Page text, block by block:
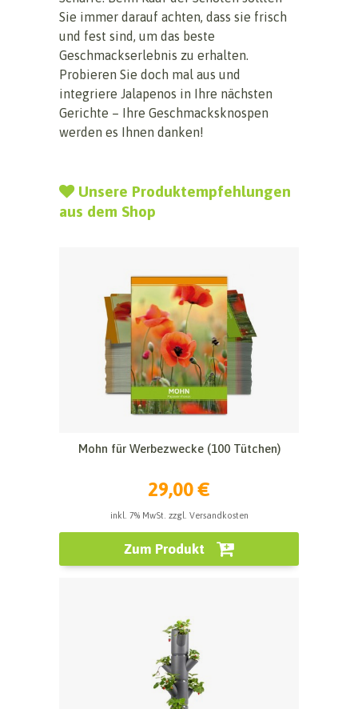
Sie immer darauf achten, dass sie frisch
und fest sind, um das beste
Geschmackserlebnis zu erhalten.
Probieren Sie doch mal aus und
integriere Jalapenos in Ihre nächsten
Gerichte – Ihre Geschmacksknospen
werden es Ihnen danken!
Unsere Produktempfehlungen
aus dem Shop
Mohn für Werbezwecke (100 Tütchen)
29,00 €
inkl. 7% MwSt. zzgl. Versandkosten
Zum Produkt